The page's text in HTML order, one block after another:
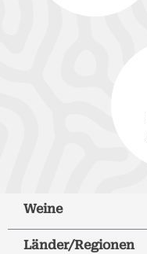
Weine
Länder/Regionen